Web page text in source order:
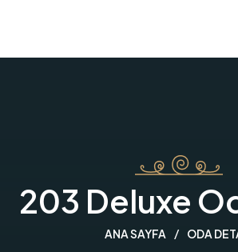
203 Deluxe
ANA SAYFA ODA